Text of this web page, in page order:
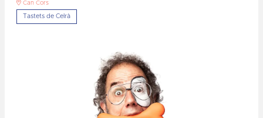
Can Cors
Tastets de Celrà